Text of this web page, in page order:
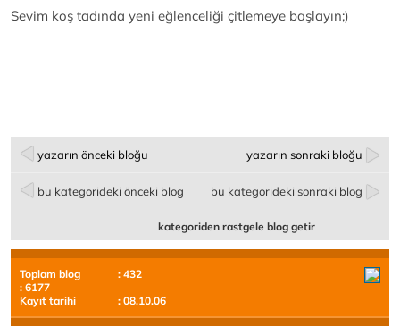
Sevim koş tadında yeni eğlenceliği çitlemeye başlayın;)
yazarın önceki bloğu yazarın sonraki bloğu
bu kategorideki önceki blog bu kategorideki sonraki blog
kategoriden rastgele blog getir
Toplam blog
: 432
: 6177
Kayıt tarihi
: 08.10.06